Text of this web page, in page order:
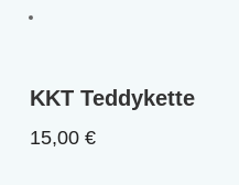
KKT Teddykette
15,00€